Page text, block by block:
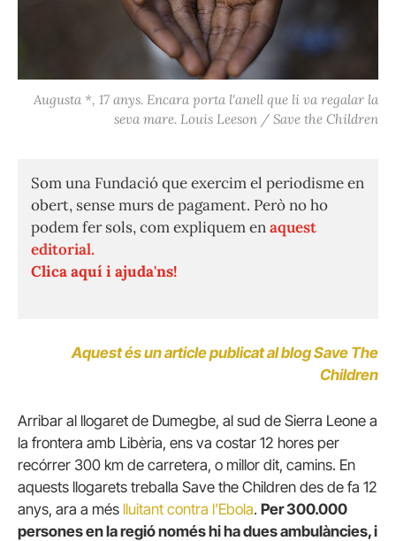
Augusta *, 17 anys. Encara porta l'anell que li va regalar la
seva mare. Louis Leeson / Save the Children
Som una Fundació que exercim el periodisme en
obert, sense murs de pagament. Però no ho
podem fer sols, com expliquem enaquest
editorial.
Clica aquí i ajuda'ns!
Aquest és un article publicat al blog Save The
Children
Arribar al llogaret de Dumegbe, al sud de Sierra Leone a
la frontera amb Libèria, ens va costar 12 hores per
recórrer 300 km de carretera, o millor dit, camins. En
aquests llogarets treballa Save the Children des de fa 12
anys, ara a més lluitant contra l’Ebola. Per 300.000
persones en la regió només hi ha dues ambulàncies, i